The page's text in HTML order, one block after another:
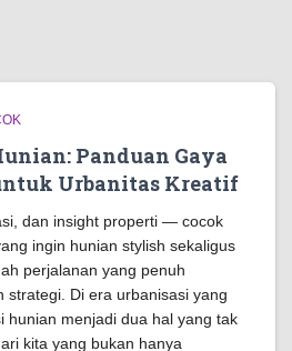
Panduan Gaya
Urbanitas Kreatif
dan insight properti — cocok
ingin hunian stylish sekaligus
perjalanan yang penuh
strategi. Di era urbanisasi yang
hunian menjadi dua hal yang tak
kita yang bukan hanya